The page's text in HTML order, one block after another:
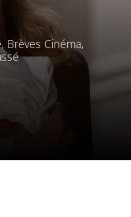
, Brèves Cinéma,